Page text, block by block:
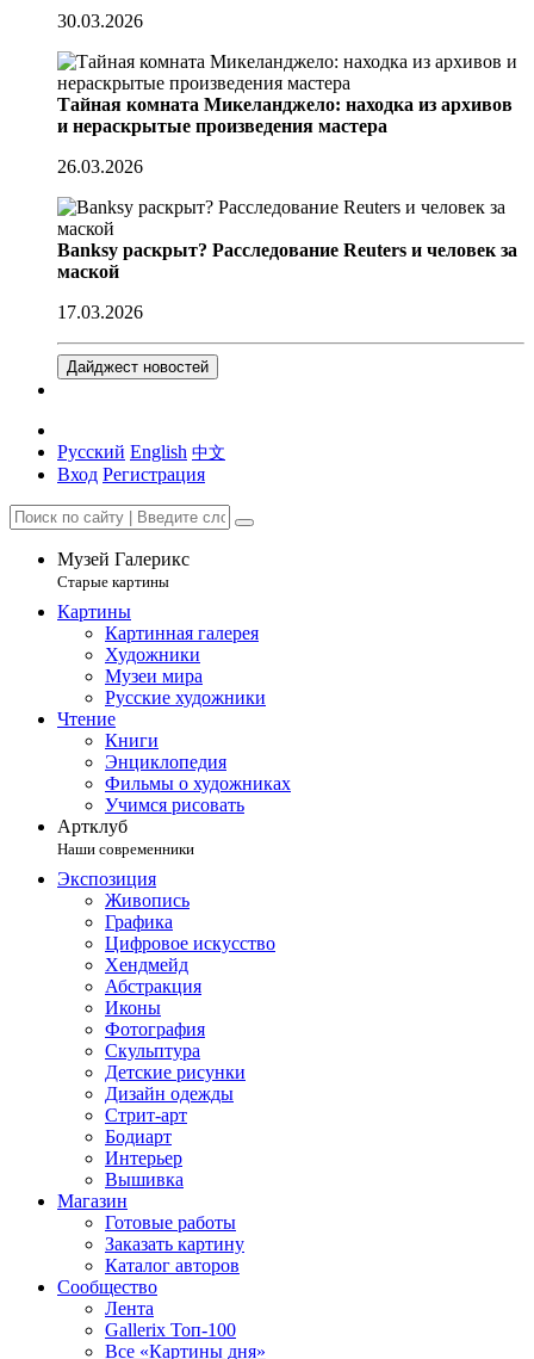
30.03.2026
Тайная комната Микеланджело: находка из архивов
и нераскрытые произведения мастера
26.03.2026
Banksy раскрыт? Расследование Reuters и человек за
маской
17.03.2026
Дайджест новостей
Русский English 中文
Вход Регистрация
Музей Галерикс
Старые картины
Картины
Картинная галерея
Художники
Музеи мира
Русские художники
Чтение
Книги
Энциклопедия
Фильмы о художниках
Учимся рисовать
Артклуб
Наши современники
Экспозиция
Живопись
Графика
Цифровое искусство
Хендмейд
Абстракция
Иконы
Фотография
Скульптура
Детские рисунки
Дизайн одежды
Стрит-арт
Бодиарт
Интерьер
Вышивка
Магазин
Готовые работы
Заказать картину
Каталог авторов
Сообщество
Лента
Gallerix Топ-100
Все «Картины дня»